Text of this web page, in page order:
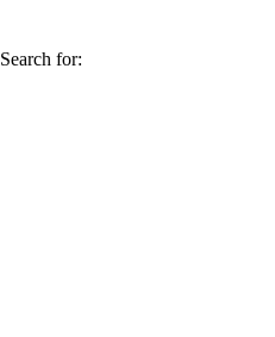
Search for: